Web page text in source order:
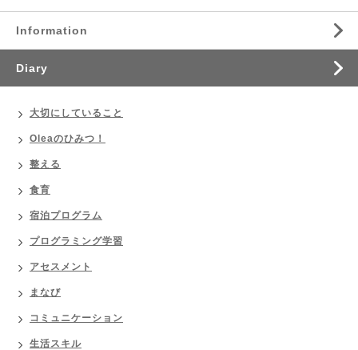
Information
Diary
大切にしていること
Oleaのひみつ！
整える
食育
宿泊プログラム
プログラミング学習
アセスメント
まなび
コミュニケーション
生活スキル